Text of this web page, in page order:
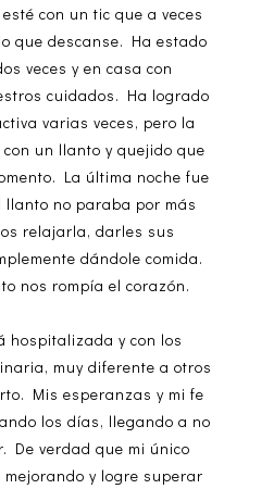
con un tic que a veces
que descanse. Ha estado
veces y en casa con
cuidados. Ha logrado
varias veces, pero la
un llanto y quejido que
La última noche fue
llanto no paraba por más
relajarla, darles sus
dándole comida.
nos rompía el corazón.
hospitalizada y con los
muy diferente a otros
Mis esperanzas y mi fe
los días, llegando a no
De verdad que mi único
mejorando y logre superar